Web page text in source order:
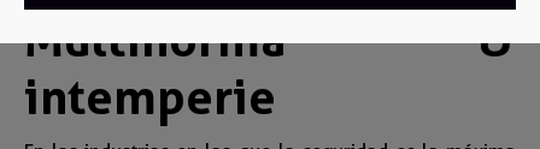
Multinorma &
intemperie